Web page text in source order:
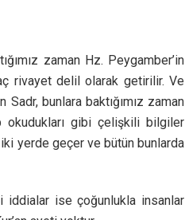
zaman Hz. Peygamber’in
rivayet delil olarak getirilir. Ve
bunlara baktığımız zaman
okudukları gibi çelişkili bilgiler
yerde geçer ve bütün bunlarda
iddialar ise çoğunlukla insanlar